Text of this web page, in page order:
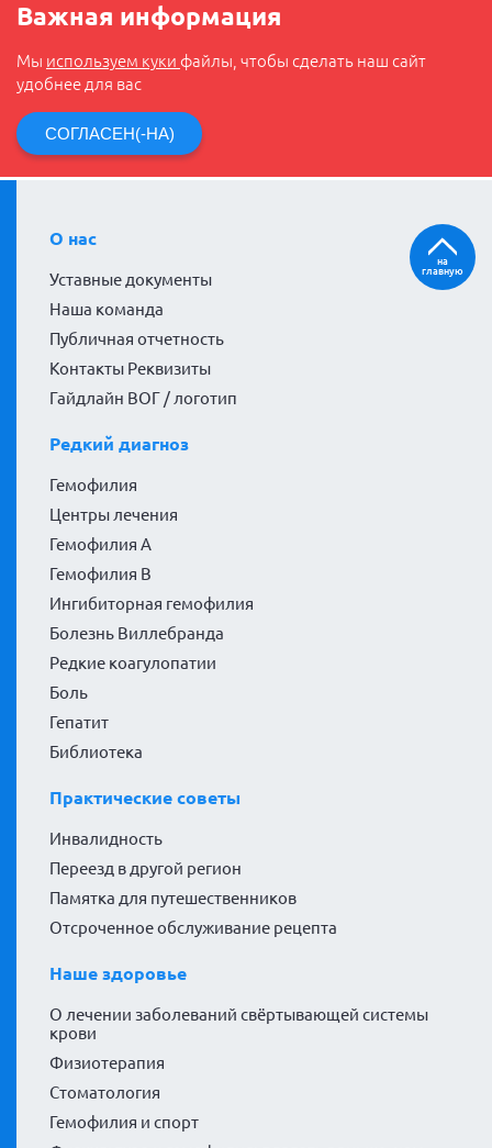
Важная информация
Мы используем куки файлы, чтобы сделать наш сайт
удобнее для вас
СОГЛАСЕН(-НА)
О нас
Уставные документы
Наша команда
Публичная отчетность
Контакты Реквизиты
Гайдлайн ВОГ / логотип
Редкий диагноз
Гемофилия
Центры лечения
Гемофилия А
Гемофилия В
Ингибиторная гемофилия
Болезнь Виллебранда
Редкие коагулопатии
Боль
Гепатит
Библиотека
Практические советы
Инвалидность
Переезд в другой регион
Памятка для путешественников
Отсроченное обслуживание рецепта
Наше здоровье
О лечении заболеваний свёртывающей системы
крови
Физиотерапия
Стоматология
Гемофилия и спорт
на
главную